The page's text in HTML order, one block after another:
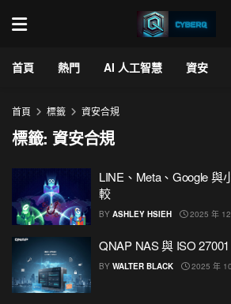
首頁 熱門 AI 人工智慧 資安
首頁 標籤 資安合規
標籤: 資安合規
LINE、Meta、Google 與
較
BY ASHLEY HSIEH 2025 年
QNAP NAS 與 ISO
BY WALTER BLACK 2025 年